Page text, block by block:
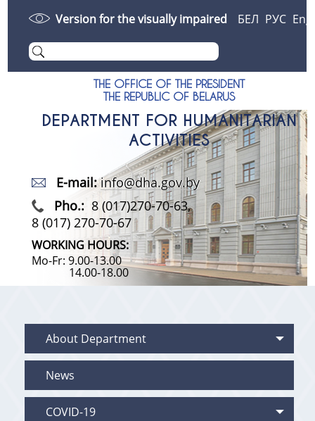
Version for the visually impaired БЕЛ РУС Eng
THE OFFICE OF THE PRESIDENT
THE REPUBLIC OF BELARUS
DEPARTMENT FOR HUMANITARIAN
ACTIVITIES
E-mail: info@dha.gov.by
Pho.:8 (017)270-70-63,
8 (017) 270-70-67
WORKING HOURS:
Mo-Fr: 9.00-13.00
14.00-18.00
About Department
News
COVID-19